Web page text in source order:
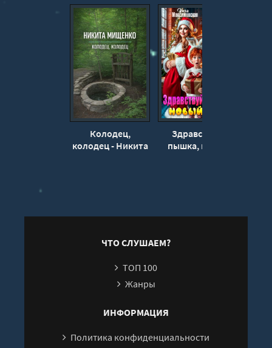
Колодец,
колодец - Никита
Здравствуй,
пышка, новый
ЧТО СЛУШАЕМ?
ТОП 100
Жанры
ИНФОРМАЦИЯ
Политика конфиденциальности